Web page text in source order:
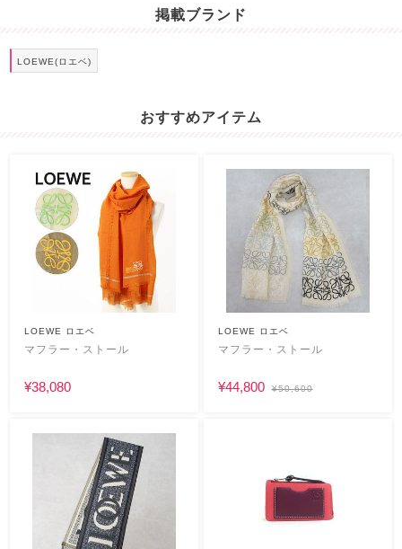
掲載ブランド
LOEWE(ロエベ)
おすすめアイテム
LOEWE ロエベ
マフラー・ストール
¥38,080
LOEWE ロエベ
マフラー・ストール
¥44,800 ¥50,600